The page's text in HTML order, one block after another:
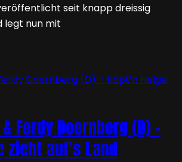
seit knapp dreissig
legt nun mit
Ferdy Doernberg (D) –
zieht auf’s Land